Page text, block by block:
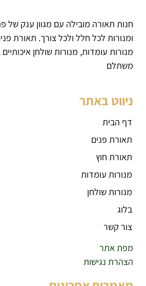
חנות תאורה מובילה עם מגוון ענק של
ומנורות לכל חלל ולכל צורך. תאורת
מנורות עומדות, מנורות שולחן
משתלם
ניווט באתר
דף הבית
תאורת פנים
תאורת חוץ
מנורות עומדות
מנורות שולחן
בלוג
צור קשר
מפת אתר
הצהרת נגישות